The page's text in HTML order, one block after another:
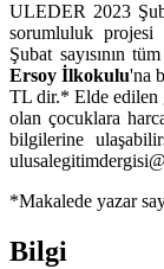
ULEDER 2023
sorumluluk projesi
Şubat sayısının
Ersoy İlkokulu'na
TL dir.* Elde edilen
olan çocuklara
bilgilerine
*Makalede yazar
Bilgi